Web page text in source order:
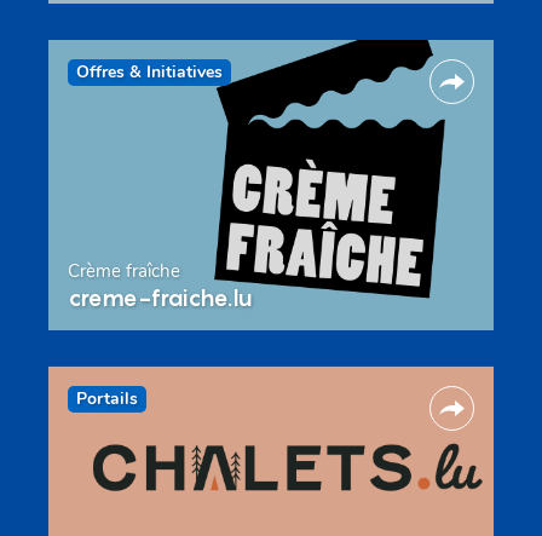
Offres & Initiatives
Crème fraîche
creme-fraiche.lu
Portails